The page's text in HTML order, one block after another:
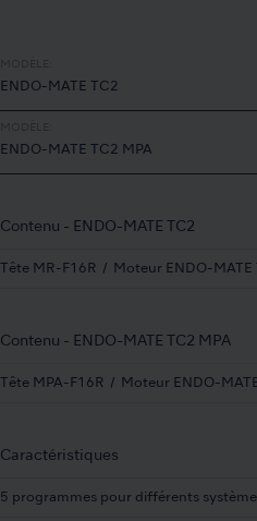
ENDO-MATE TC2
ENDO-MATE TC2 MPA
Contenu - ENDO-MATE TC2
Tête MR-F16R Moteur ENDO-MATE
Contenu - ENDO-MATE TC2 MPA
Tête MPA-F16R Moteur ENDO-
Caractéristiques
5 programmes pour différents